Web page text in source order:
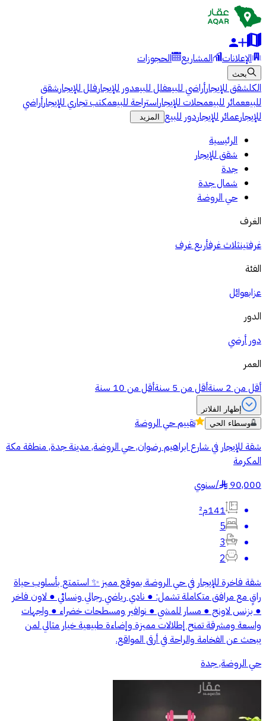
الإعلانات المشاريع الحجوزات
بحث
الكلشقق للإيجارأراضي للبيعفلل للبيعدور للإيجارفلل للإيجارشقق
للبيععمائر للبيعمحلات للإيجاراستراحة للبيعمكتب تجاري للإيجارأراضي
للإيجارعمائر للإيجاردور للبيع المزيد
الرئيسية
شقق للإيجار
جدة
شمال جدة
حي الروضة
الغرف
غرفتينثلاث غرفأربع غرف
الفئة
عزابعوائل
الدور
دور أرضي
العمر
أقل من 2 سنة
أقل من 5 سنة أقل من 10 سنة
إظهار الفلاتر
وسطاء الحي
تقييمحي الروضة
شقة للإيجار في شارع ابراهيم رضوان, حي الروضة, مدينة جدة, منطقة مكة
المكرمة
90,000
§
/سنوي
141م²
5
3
2
شقة فاخرة للإيجار في حي الروضة بموقع مميز ✨ استمتع بأسلوب حياة
راقٍ مع مرافق متكاملة تشمل: ● نادي رياضي رجالي ونسائي ● لاون فاخر
● بزنس لاونج ● مسار للمشي ● نوافير ومسطحات خضراء ● واجهات
واسعة ومشرقة تمنح إطلالات مميزة وإضاءة طبيعية خيار مثالي لمن
يبحث عن الفخامة والراحة في أرقى المواقع.
حي الروضة, جدة